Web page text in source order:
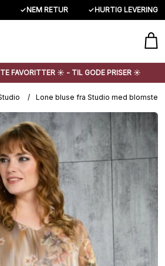
✓NEM RETUR ✓HURTIG LEVERING
FAVORITTER ☀️ - TIL GODE PRISER ☀️
/ Lone bluse fra Studio med